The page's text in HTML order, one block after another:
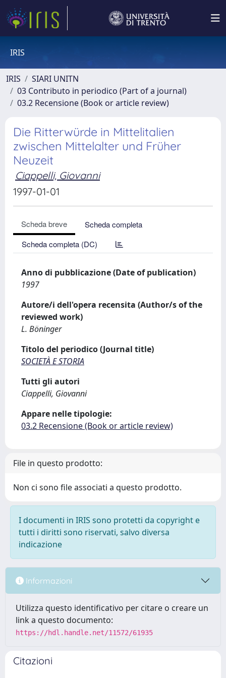
IRIS
IRIS
SIARI UNITN
03 Contributo in periodico (Part of a journal)
03.2 Recensione (Book or article review)
Die Ritterwürde in Mittelitalien
zwischen Mittelalter und Früher
Neuzeit
Ciappelli, Giovanni
1997-01-01
Scheda breve
Scheda completa
Scheda completa (DC)
Anno di pubblicazione (Date of publication)
1997
Autore/i dell'opera recensita (Author/s of the
reviewed work)
L. Böninger
Titolo del periodico (Journal title)
SOCIETÀ E STORIA
Tutti gli autori
Ciappelli, Giovanni
Appare nelle tipologie:
03.2 Recensione (Book or article review)
File in questo prodotto:
Non ci sono file associati a questo prodotto.
I documenti in IRIS sono protetti da copyright e
tutti i diritti sono riservati, salvo diversa
indicazione
Informazioni
Utilizza questo identificativo per citare o creare un
link a questo documento:
https://hdl.handle.net/11572/61935
Citazioni